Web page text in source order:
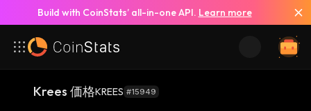
Build with CoinStats’ all-in-one API. Learn more
Krees 価格KREES #15949